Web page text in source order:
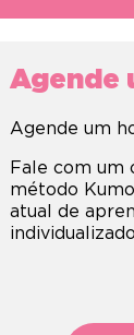
Agende
Agende um
Fale com um
método
atual de